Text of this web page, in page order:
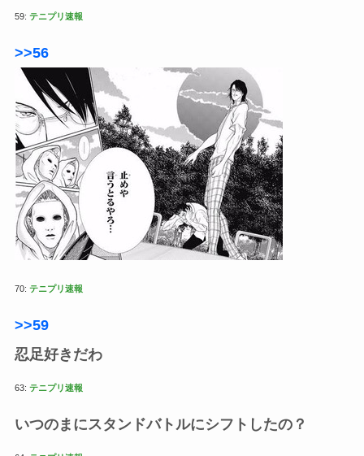
59: テニプリ速報
>>56
70: テニプリ速報
>>59
忍足好きだわ
63: テニプリ速報
いつのまにスタンドバトルにシフトしたの？